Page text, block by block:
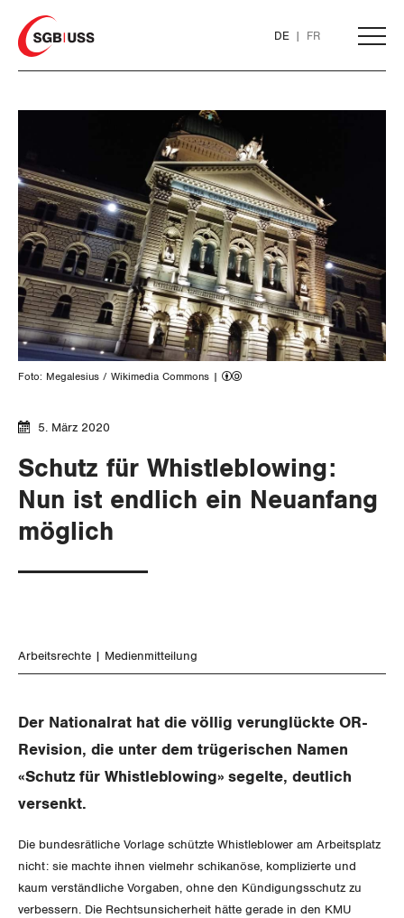
Home
DE FR
AKTUELL
ARBEIT
Löhne und Vertragspolitik
Flankierende Massnahmen und
Personenfreizügigkeit
Arbeitsrechte
Gewerkschaftsrechte
Arbeitssicherheit und Gesundheitsschutz
WIRTSCHAFT
Aussenwirtschaft
SOZIALPOLITIK
Überbrückungsleistung
SERVICE PUBLIC
Post
Energie und Umwelt
Kommunikation und Medien
Gleichstellung von Frauen und Männern
Gleichstellung von LGBTI
BILDUNG & JUGEND
International
Foto: Megalesius / Wikimedia Commons |
5. März 2020
Schutz für Whistleblowing:
Nun ist endlich ein Neuanfang
möglich
Arbeitsrechte Medienmitteilung
Der Nationalrat hat die völlig verunglückte OR-
Revision, die unter dem trügerischen Namen
«Schutz für Whistleblowing» segelte, deutlich
versenkt.
Die bundesrätliche Vorlage schützte Whistleblower am Arbeitsplatz
nicht: sie machte ihnen vielmehr schikanöse, komplizierte und
kaum verständliche Vorgaben, ohne den Kündigungsschutz zu
verbessern. Die Rechtsunsicherheit hätte gerade in den KMU